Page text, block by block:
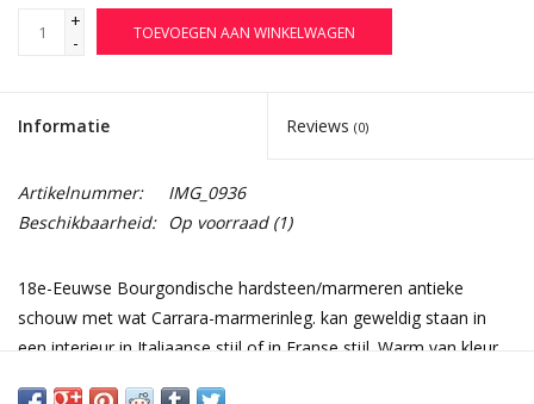
+
-
TOEVOEGEN AAN WINKELWAGEN
Informatie Reviews (0)
Artikelnummer:
IMG_0936
Beschikbaarheid: Op voorraad(1)
18e-Eeuwse Bourgondische hardsteen/marmeren antieke
schouw met wat Carrara-marmerinleg. kan geweldig staan in
een interieur in Italiaanse stijl of in Franse stijl. Warm van kleur